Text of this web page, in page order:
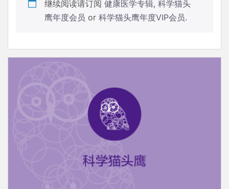
继续阅读请订阅 健康医学专辑, 科学猫头
鹰年度会员 or 科学猫头鹰年度VIP会员.